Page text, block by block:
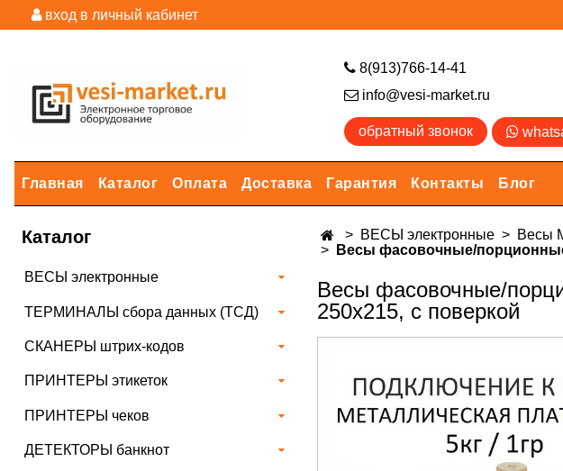
вход в личный кабинет
8(913)766-14-41
info@vesi-market.ru
обратный звонок
Главная Каталог Оплата Доставка Гарантия Контакты Блог
Каталог
ВЕСЫ электронные
ТЕРМИНАЛЫ сбора данных (ТСД)
СКАНЕРЫ штрих-кодов
ПРИНТЕРЫ этикеток
ПРИНТЕРЫ чеков
ДЕТЕКТОРЫ банкнот
ВЕСЫ электронные Весы
Весы фасовочные/порционные
Весы фасовочные/
250х215, с поверкой